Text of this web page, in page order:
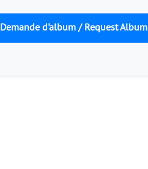
Demande d'album / Request Album